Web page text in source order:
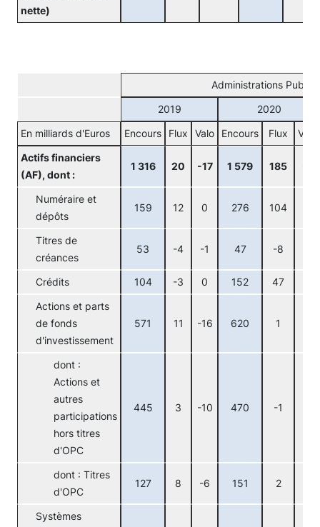
nette)
Administrations
2019 2020
En milliards d'Euros Encours Flux Valo Encours Flux Valo
Actifs financiers
(AF), dont :
1 316 20 -17 1 579 185
Numéraire et
dépôts
159 12 0 276 104
Titres de
créances
53 -4 -1 47 -8
Crédits 104 -3 0 152 47
Actions et parts
de fonds
d'investissement
571 11 -16 620 1
dont :
Actions et
autres
participations
hors titres
d'OPC
445 3 -10 470 -1
dont : Titres
d'OPC
127 8 -6 151 2
Systèmes